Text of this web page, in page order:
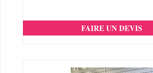
FAIRE UN DEVIS